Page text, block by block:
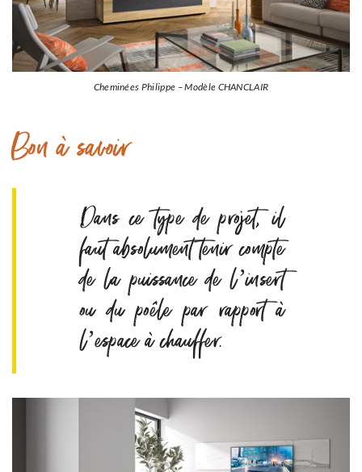
Cheminées Philippe – Modèle CHANCLAIR
Bon à savoir
Dans ce type de projet, il
faut absolument tenir compte
de la puissance de l’insert
ou du poêle par rapport à
l’espace à chauffer.